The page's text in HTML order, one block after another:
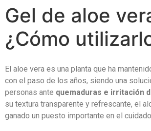
Gel de aloe
¿Cómo
El aloe vera es una planta que ha
con el paso de los años, siendo una
personas ante quemaduras e irritación
su textura transparente y refrescante, el
ganado un puesto importante en el